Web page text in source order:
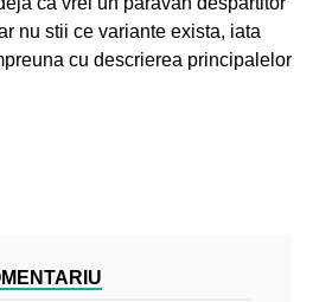
nu stii ce variante exista, iata
cu descrierea principalelor